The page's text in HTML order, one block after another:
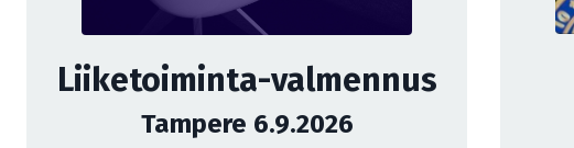
Liiketoiminta-valmennus
Tampere 6.9.2026